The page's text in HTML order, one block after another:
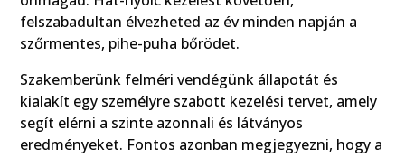
felszabadultan élvezheted az év minden napján a
szőrmentes, pihe-puha bőrödet.
Szakemberünk felméri vendégünk állapotát és
kialakít egy személyre szabott kezelési tervet, amely
segít elérni a szinte azonnali és látványos
eredményeket. Fontos azonban megjegyezni, hogy a